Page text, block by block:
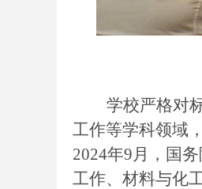
学校严格对
工作等学科领域
2024年9月，国
工作、材料与化